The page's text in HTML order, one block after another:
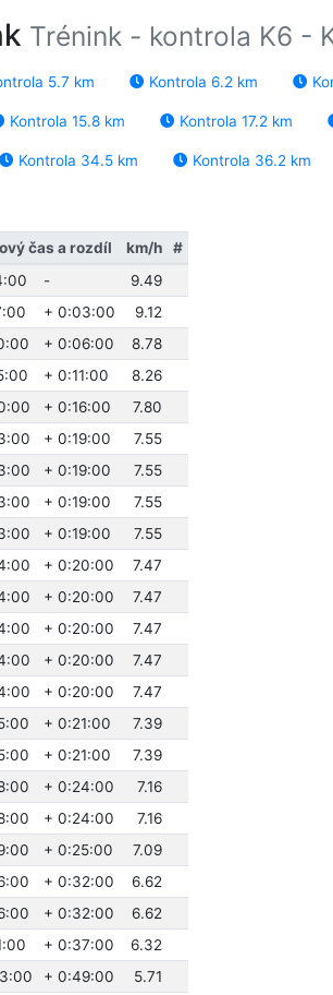
Trénink - kontrola K6 -
5.7 km Kontrola 6.2 km
Kontrola 15.8 km Kontrola 17.2 km
Kontrola 34.5 km Kontrola 36.2 km
čas a rozdíl km/h
#
-
9.49
+ 0:03:00
9.12
+ 0:06:00
8.78
+ 0:11:00
8.26
+ 0:16:00
7.80
+ 0:19:00
7.55
+ 0:19:00
7.55
+ 0:19:00
7.55
+ 0:19:00
7.55
+ 0:20:00
7.47
+ 0:20:00
7.47
+ 0:20:00
7.47
+ 0:20:00
7.47
+ 0:20:00
7.47
+ 0:21:00
7.39
+ 0:21:00
7.39
+ 0:24:00
7.16
+ 0:24:00
7.16
+ 0:25:00
7.09
+ 0:32:00
6.62
+ 0:32:00
6.62
+ 0:37:00
6.32
+ 0:49:00
5.71